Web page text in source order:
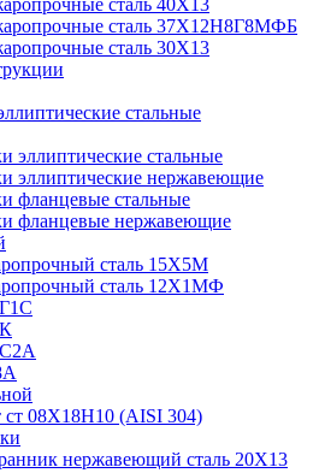
сталь 40Х13
сталь 37Х12Н8Г8МФБ
сталь 30Х13
стальные
эллиптические стальные
эллиптические нержавеющие
фланцевые стальные
фланцевые нержавеющие
сталь 15Х5М
сталь 12Х1МФ
ст 08Х18Н10 (AISI 304)
нержавеющий сталь 20Х13